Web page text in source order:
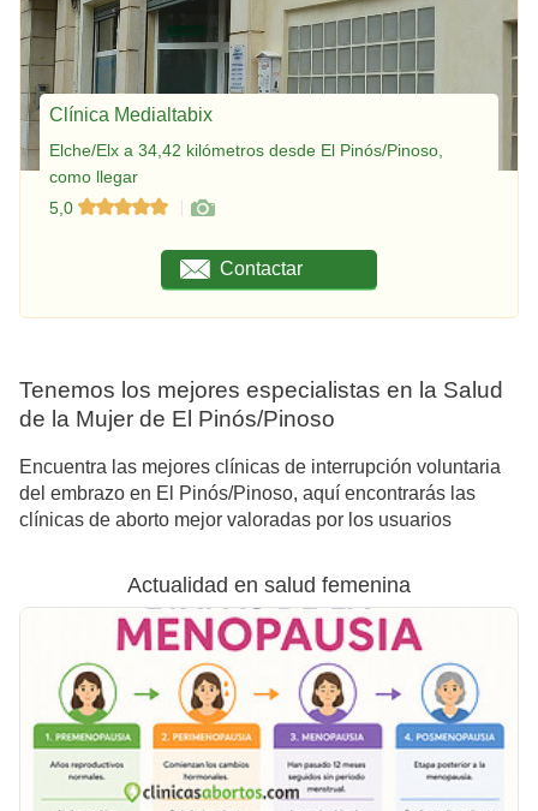
Clínica Medialtabix
Elche/Elx a 34,42 kilómetros desde El Pinós/Pinoso,
como llegar
5,0
Contactar
Tenemos los mejores especialistas en la Salud
de la Mujer de El Pinós/Pinoso
Encuentra las mejores clínicas de interrupción voluntaria
del embrazo en El Pinós/Pinoso, aquí encontrarás las
clínicas de aborto mejor valoradas por los usuarios
Actualidad en salud femenina